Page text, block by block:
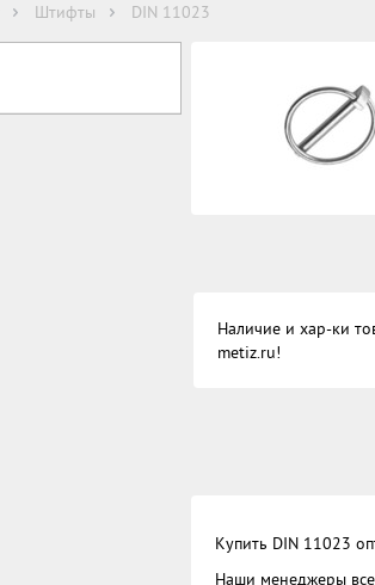
Штифты DIN 11023
Наличие и хар-ки
metiz.ru!
Купить DIN 11023
Наши менеджеры